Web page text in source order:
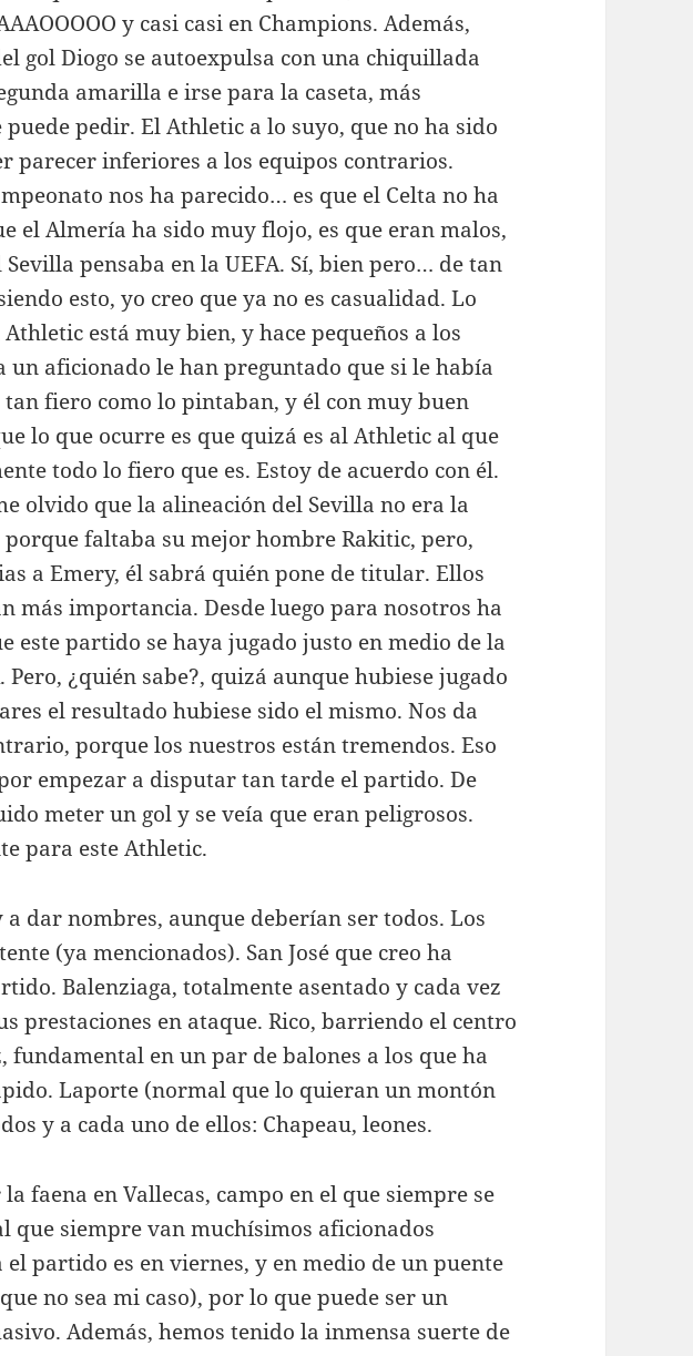
y casi casi en Champions. Además,
gol Diogo se autoexpulsa con una chiquillada
amarilla e irse para la caseta, más
pedir. El Athletic a lo suyo, que no ha sido
parecer inferiores a los equipos contrarios.
nos ha parecido… es que el Celta no ha
el Almería ha sido muy flojo, es que eran malos,
pensaba en la UEFA. Sí, bien pero… de tan
esto, yo creo que ya no es casualidad. Lo
Athletic está muy bien, y hace pequeños a los
un aficionado le han preguntado que si le había
fiero como lo pintaban, y él con muy buen
lo que ocurre es que quizá es al Athletic al que
todo lo fiero que es. Estoy de acuerdo con él.
olvido que la alineación del Sevilla no era la
faltaba su mejor hombre Rakitic, pero,
a Emery, él sabrá quién pone de titular. Ellos
más importancia. Desde luego para nosotros ha
este partido se haya jugado justo en medio de la
Pero, ¿quién sabe?, quizá aunque hubiese jugado
el resultado hubiese sido el mismo. Nos da
porque los nuestros están tremendos. Eso
empezar a disputar tan tarde el partido. De
meter un gol y se veía que eran peligrosos.
para este Athletic.
a dar nombres, aunque deberían ser todos. Los
(ya mencionados). San José que creo ha
Balenziaga, totalmente asentado y cada vez
prestaciones en ataque. Rico, barriendo el centro
fundamental en un par de balones a los que ha
Laporte (normal que lo quieran un montón
y a cada uno de ellos: Chapeau, leones.
faena en Vallecas, campo en el que siempre se
que siempre van muchísimos aficionados
partido es en viernes, y en medio de un puente
no sea mi caso), por lo que puede ser un
Además, hemos tenido la inmensa suerte de